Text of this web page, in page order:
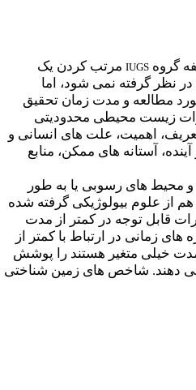
IUGS مرتب کردن یک
نظر گرفته نمی شود، اما
مطالعه و مدت زمان تحقیق
و تشریح تغییرات زیست محیطی محدودیتی
اهمیت، علت های انسانی و
آستانه های ممکن، منابع
و محیط های رسوبی یا به طور
از علوم بیولوژیکی گرفته شده
قابل توجه در کمتر از مدت
زمانی در ارتباط با کمتر از
خیلی متغیر هستند را پوشش
دهند. شاخص های زمین شناختی